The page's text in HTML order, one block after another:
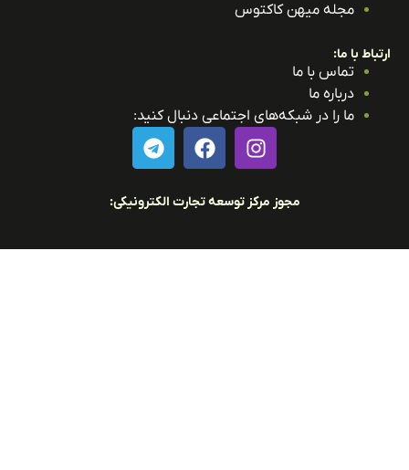
مجله میهن کاکتوس
با ما:
تماس با ما
درباره ما
ما را در شبکه‌های اجتماعی دنبال کنید:
مجوز مرکز توسعه تجارت الکترونیکی: